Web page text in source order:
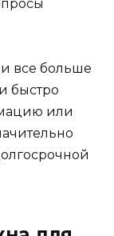
все больше
быстро
или